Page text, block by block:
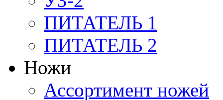
ПИТАТЕЛЬ 1
ПИТАТЕЛЬ 2
Ножи
Ассортимент ножей